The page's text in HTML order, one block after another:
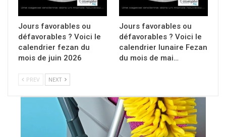
Jours favorables ou
défavorables ? Voici le
calendrier fezan du
mois de juin 2026
Jours favorables ou
défavorables ? Voici le
calendrier lunaire Fezan
du mois de mai…
PREV NEXT